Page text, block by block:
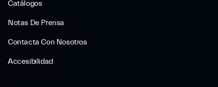
Catálogos
Notas De Prensa
Contacta Con Nosotros
Accesibilidad